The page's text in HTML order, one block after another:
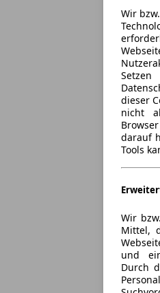
Wir
dieser
nicht
darauf
Tools
Wir
Mittel,
und
Durch